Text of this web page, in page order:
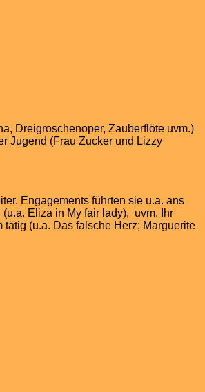
Dreigroschenoper, Zauberflöte uvm.)
Jugend (Frau Zucker und Lizzy
Engagements führten sie u.a. ans
Eliza in My fair lady), uvm. Ihr
(u.a. Das falsche Herz; Marguerite